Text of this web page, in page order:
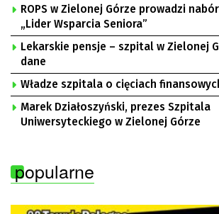
ROPS w Zielonej Górze prowadzi
„Lider Wsparcia Seniora”
Lekarskie pensje – szpital w Zielonej
dane
Władze szpitala o cięciach
Marek Działoszyński, prezes Szpitala
Uniwersyteckiego w Zielonej Górze
popularne